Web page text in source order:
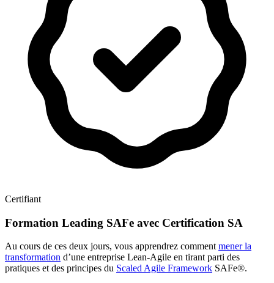
Certifiant
Formation Leading SAFe avec Certification SA
Au cours de ces deux jours, vous apprendrez commentmener la
transformation d’une entreprise Lean-Agile en tirant parti des
pratiques et des principes du Scaled Agile Framework SAFe®.